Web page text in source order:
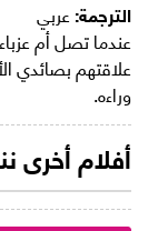
الترجمة:عربي
عندما تصل أم
علاقتهم بصائدي
وراءه.
أفلام أخرى